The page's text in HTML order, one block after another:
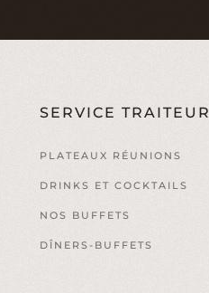
SERVICE TRAITEUR
PLATEAUX RÉUNIONS
DRINKS ET COCKTAILS
NOS BUFFETS
DÎNERS-BUFFETS